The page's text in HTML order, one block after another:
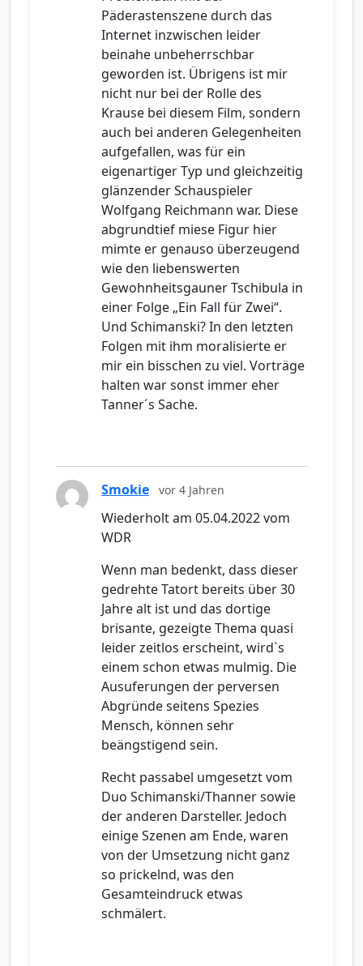
Päderastenszene durch das
Internet inzwischen leider
beinahe unbeherrschbar
geworden ist. Übrigens ist mir
nicht nur bei der Rolle des
Krause bei diesem Film, sondern
auch bei anderen Gelegenheiten
aufgefallen, was für ein
eigenartiger Typ und gleichzeitig
glänzender Schauspieler
Wolfgang Reichmann war. Diese
abgrundtief miese Figur hier
mimte er genauso überzeugend
wie den liebenswerten
Gewohnheitsgauner Tschibula in
einer Folge „Ein Fall für Zwei“.
Und Schimanski? In den letzten
Folgen mit ihm moralisierte er
mir ein bisschen zu viel. Vorträge
halten war sonst immer eher
Tanner´s Sache.
Smokie vor 4 Jahren
Wiederholt am 05.04.2022 vom
WDR
Wenn man bedenkt, dass dieser
gedrehte Tatort bereits über 30
Jahre alt ist und das dortige
brisante, gezeigte Thema quasi
leider zeitlos erscheint, wird`s
einem schon etwas mulmig. Die
Ausuferungen der perversen
Abgründe seitens Spezies
Mensch, können sehr
beängstigend sein.
Recht passabel umgesetzt vom
Duo Schimanski/Thanner sowie
der anderen Darsteller. Jedoch
einige Szenen am Ende, waren
von der Umsetzung nicht ganz
so prickelnd, was den
Gesamteindruck etwas
schmälert.